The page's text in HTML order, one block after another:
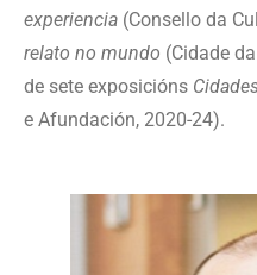
experiencia (Consello da
relato no mundo (Cidade
de sete exposicións
e Afundación, 2020-24).